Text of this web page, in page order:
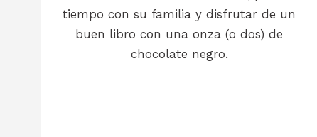
tiempo con su familia y disfrutar de un
buen libro con una onza (o dos) de
chocolate negro.